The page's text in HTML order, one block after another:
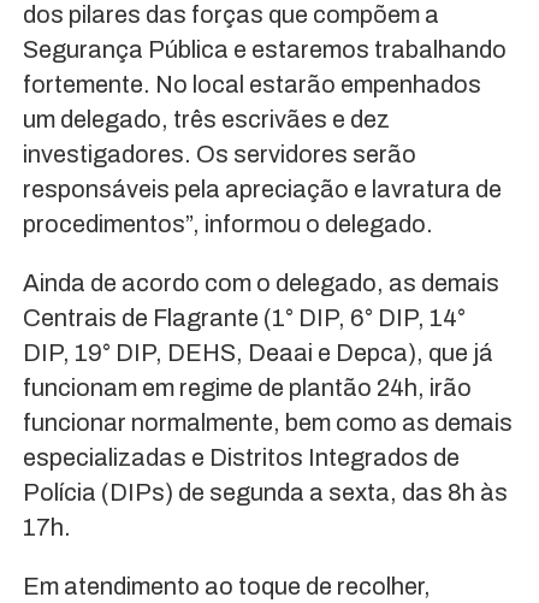
dos pilares das forças que compõem a
Segurança Pública e estaremos trabalhando
fortemente. No local estarão empenhados
um delegado, três escrivães e dez
investigadores. Os servidores serão
responsáveis pela apreciação e lavratura de
procedimentos”, informou o delegado.
Ainda de acordo com o delegado, as demais
Centrais de Flagrante (1° DIP, 6° DIP, 14°
DIP, 19° DIP, DEHS, Deaai e Depca), que já
funcionam em regime de plantão 24h, irão
funcionar normalmente, bem como as demais
especializadas e Distritos Integrados de
Polícia (DIPs) de segunda a sexta, das 8h às
17h.
Em atendimento ao toque de recolher,